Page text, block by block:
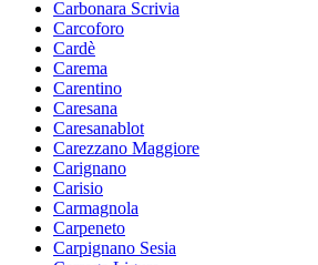
Carbonara Scrivia
Carcoforo
Cardè
Carema
Carentino
Caresana
Caresanablot
Carezzano Maggiore
Carignano
Carisio
Carmagnola
Carpeneto
Carpignano Sesia